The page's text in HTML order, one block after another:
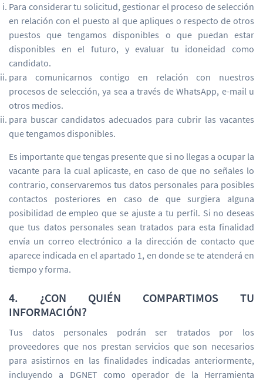
Para considerar tu solicitud, gestionar el proceso de selección
en relación con el puesto al que apliques o respecto de otros
puestos que tengamos disponibles o que puedan estar
disponibles en el futuro, y evaluar tu idoneidad como
candidato.
para comunicarnos contigo en relación con nuestros
procesos de selección, ya sea a través de WhatsApp, e-mail u
otros medios.
para buscar candidatos adecuados para cubrir las vacantes
que tengamos disponibles.
Es importante que tengas presente que si no llegas a ocupar la
vacante para la cual aplicaste, en caso de que no señales lo
contrario, conservaremos tus datos personales para posibles
contactos posteriores en caso de que surgiera alguna
posibilidad de empleo que se ajuste a tu perfil. Si no deseas
que tus datos personales sean tratados para esta finalidad
envía un correo electrónico a la dirección de contacto que
aparece indicada en el apartado 1, en donde se te atenderá en
tiempo y forma.
4. ¿CON QUIÉN COMPARTIMOS TU
INFORMACIÓN?
Tus datos personales podrán ser tratados por los
proveedores que nos prestan servicios que son necesarios
para asistirnos en las finalidades indicadas anteriormente,
incluyendo a DGNET como operador de la Herramienta